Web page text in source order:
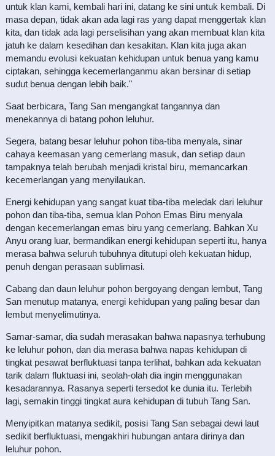
untuk klan kami, kembali hari ini, datang ke sini untuk kembali. Di
masa depan, tidak akan ada lagi ras yang dapat menggertak klan
kita, dan tidak ada lagi perselisihan yang akan membuat klan kita
jatuh ke dalam kesedihan dan kesakitan. Klan kita juga akan
memandu evolusi kekuatan kehidupan untuk benua yang kamu
ciptakan, sehingga kecemerlanganmu akan bersinar di setiap
sudut benua dengan lebih baik."
Saat berbicara, Tang San mengangkat tangannya dan
menekannya di batang pohon leluhur.
Segera, batang besar leluhur pohon tiba-tiba menyala, sinar
cahaya keemasan yang cemerlang masuk, dan setiap daun
tampaknya telah berubah menjadi kristal biru, memancarkan
kecemerlangan yang menyilaukan.
Energi kehidupan yang sangat kuat tiba-tiba meledak dari leluhur
pohon dan tiba-tiba, semua klan Pohon Emas Biru menyala
dengan kecemerlangan emas biru yang cemerlang. Bahkan Xu
Anyu orang luar, bermandikan energi kehidupan seperti itu, hanya
merasa bahwa seluruh tubuhnya ditutupi oleh kekuatan hidup,
penuh dengan perasaan sublimasi.
Cabang dan daun leluhur pohon bergoyang dengan lembut, Tang
San menutup matanya, energi kehidupan yang paling besar dan
lembut menyelimutinya.
Samar-samar, dia sudah merasakan bahwa napasnya terhubung
ke leluhur pohon, dan dia merasa bahwa napas kehidupan di
tingkat pesawat berfluktuasi tanpa terlihat, bahkan ada kekuatan
tarik dalam fluktuasi ini, seolah-olah dia ingin menggunakan
kesadarannya. Rasanya seperti tersedot ke dunia itu. Terlebih
lagi, semakin tinggi tingkat aura kehidupan di tubuh Tang San.
Menyipitkan matanya sedikit, posisi Tang San sebagai dewi laut
sedikit berfluktuasi, mengakhiri hubungan antara dirinya dan
leluhur pohon.